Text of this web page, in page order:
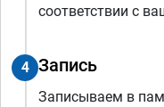
соответствии с
4 Запись
Записываем в